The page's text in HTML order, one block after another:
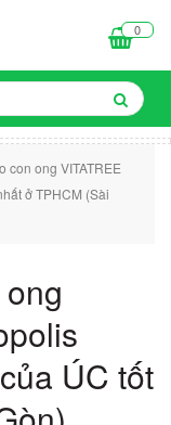
0
con ong VITATREE
ở TPHCM (Sài
ÚC tốt